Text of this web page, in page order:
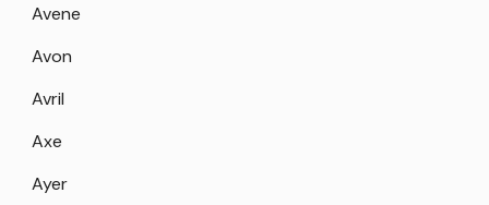
Avene
Avon
Avril
Axe
Ayer